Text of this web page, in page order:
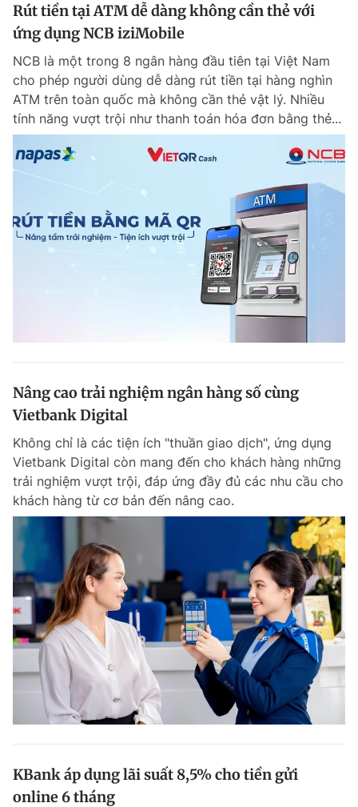
Rút tiền tại ATM dễ dàng không cần thẻ với
ứng dụng NCB iziMobile
NCB là một trong 8 ngân hàng đầu tiên tại Việt Nam
cho phép người dùng dễ dàng rút tiền tại hàng nghìn
ATM trên toàn quốc mà không cần thẻ vật lý. Nhiều
tính năng vượt trội như thanh toán hóa đơn bằng thẻ...
Nâng cao trải nghiệm ngân hàng số cùng
Vietbank Digital
Không chỉ là các tiện ích "thuần giao dịch", ứng dụng
Vietbank Digital còn mang đến cho khách hàng những
trải nghiệm vượt trội, đáp ứng đầy đủ các nhu cầu cho
khách hàng từ cơ bản đến nâng cao.
KBank áp dụng lãi suất 8,5% cho tiền gửi
online 6 tháng